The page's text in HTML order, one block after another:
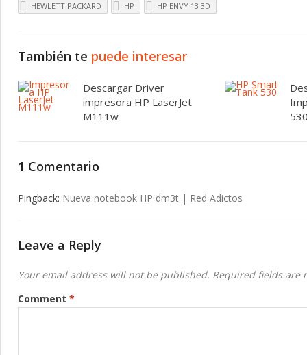
HEWLETT PACKARD HP HP ENVY 13 3D
También te puede interesar
Descargar Driver
impresora HP LaserJet
M111w
1 Comentario
Pingback: Nueva notebook HP dm3t | Red Adictos
Leave a Reply
Your email address will not be published. Required fields are
Comment *